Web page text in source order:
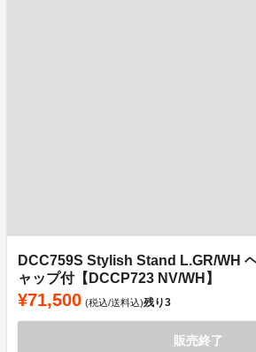
DCC759S Stylish Stand L.GR/WH
ャップ付【DCCP723 NV/WH】
¥71,500 (税込/送料込)残り3
販売終了